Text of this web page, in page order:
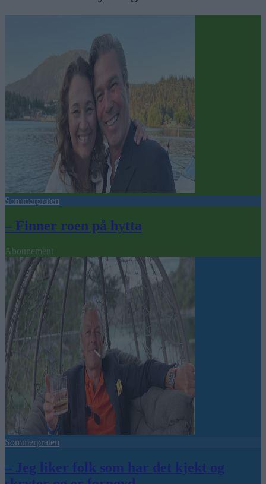
Sommerpraten
– Finner roen på hytta
Abonnement
Sommerpraten
– Jeg liker folk som har det kjekt og